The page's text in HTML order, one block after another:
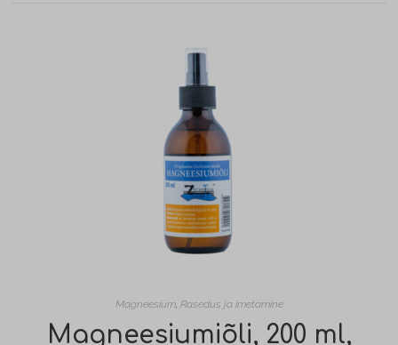
Magneesium, Rasedus ja imetamine
Magneesiumiõli, 200 ml,